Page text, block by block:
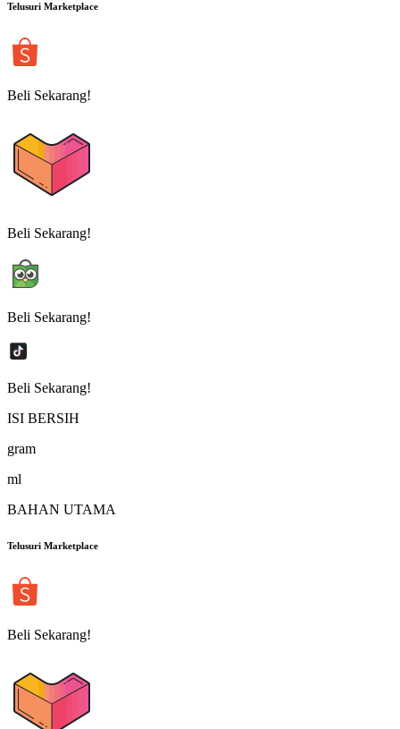
Telusuri Marketplace
Beli Sekarang!
Beli Sekarang!
Beli Sekarang!
Beli Sekarang!
ISI BERSIH
gram
ml
BAHAN UTAMA
Telusuri Marketplace
Beli Sekarang!